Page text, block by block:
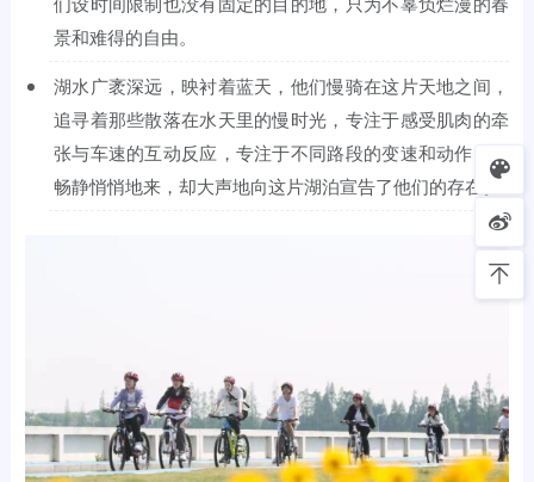
景和难得的自由。
湖水广袤深远，映衬着蓝天，他们慢骑在这片天地之间，
追寻着那些散落在水天里的慢时光，专注于感受肌肉的牵
张与车速的互动反应，专注于不同路段的变速和动作的流
畅静悄悄地来，却大声地向这片湖泊宣告了他们的存在。